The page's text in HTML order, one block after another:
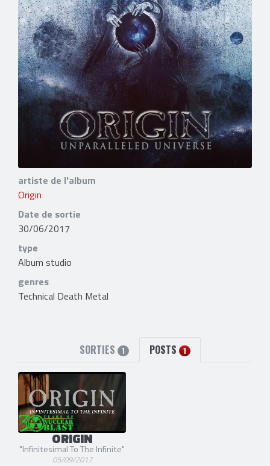
artiste de l'album
Origin
Date de sortie
30/06/2017
type
Album studio
genres
Technical Death Metal
SORTIES 1 POSTS 1
ORIGIN
"Infinitesimal To The Infinite"
05/09/2017